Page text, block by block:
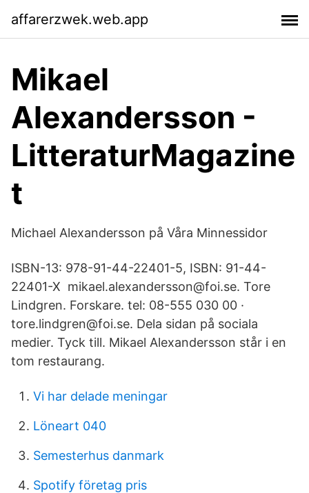
affarerzwek.web.app
Mikael
Alexandersson -
LitteraturMagazine
t
Michael Alexandersson på Våra Minnessidor
ISBN-13: 978-91-44-22401-5, ISBN: 91-44-
22401-X mikael.alexandersson@foi.se. Tore
Lindgren. Forskare. tel: 08-555 030 00 ·
tore.lindgren@foi.se. Dela sidan på sociala
medier. Tyck till. Mikael Alexandersson står i en
tom restaurang.
Vi har delade meningar
Löneart 040
Semesterhus danmark
Spotify företag pris